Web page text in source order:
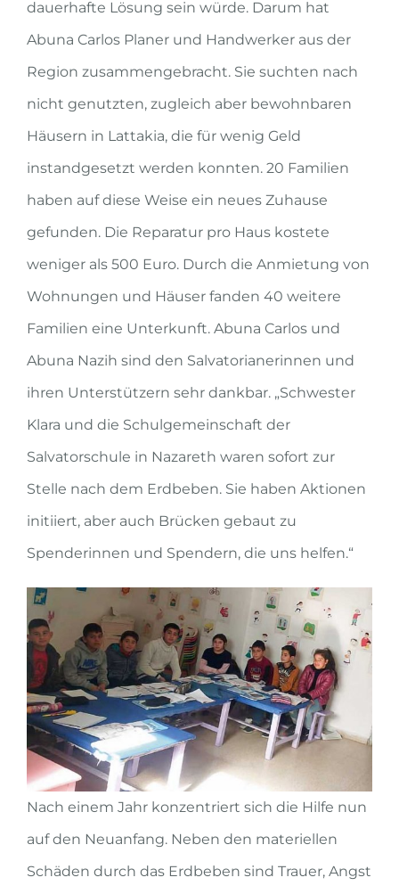
dauerhafte Lösung sein würde. Darum hat
Abuna Carlos Planer und Handwerker aus der
Region zusammengebracht. Sie suchten nach
nicht genutzten, zugleich aber bewohnbaren
Häusern in Lattakia, die für wenig Geld
instandgesetzt werden konnten. 20 Familien
haben auf diese Weise ein neues Zuhause
gefunden. Die Reparatur pro Haus kostete
weniger als 500 Euro. Durch die Anmietung von
Wohnungen und Häuser fanden 40 weitere
Familien eine Unterkunft. Abuna Carlos und
Abuna Nazih sind den Salvatorianerinnen und
ihren Unterstützern sehr dankbar. „Schwester
Klara und die Schulgemeinschaft der
Salvatorschule in Nazareth waren sofort zur
Stelle nach dem Erdbeben. Sie haben Aktionen
initiiert, aber auch Brücken gebaut zu
Spenderinnen und Spendern, die uns helfen.“
Nach einem Jahr konzentriert sich die Hilfe nun
auf den Neuanfang. Neben den materiellen
Schäden durch das Erdbeben sind Trauer, Angst